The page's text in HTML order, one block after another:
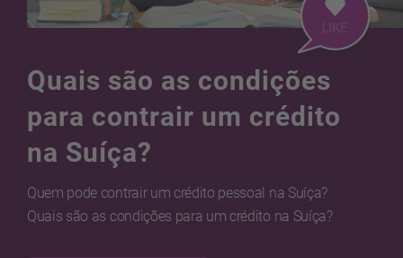
Quais são as condições
para contrair um crédito
na Suíça?
Quem pode contrair um crédito pessoal na Suíça?
Quais são as condições para um crédito na Suíça?